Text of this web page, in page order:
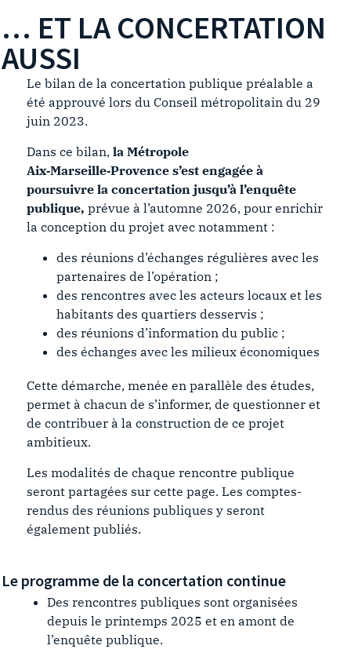
… ET LA CONCERTATION
AUSSI
Le bilan de la concertation publique préalable a
été approuvé lors du Conseil métropolitain du 29
juin 2023.
Dans ce bilan, la Métropole
Aix‑Marseille‑Provence s’est engagée à
poursuivre la concertation jusqu’à l’enquête
publique, prévue à l’automne 2026, pour enrichir
la conception du projet avec notamment :
des réunions d’échanges régulières avec les
partenaires de l’opération ;
des rencontres avec les acteurs locaux et les
habitants des quartiers desservis ;
des réunions d’information du public ;
des échanges avec les milieux économiques
Cette démarche, menée en parallèle des études,
permet à chacun de s’informer, de questionner et
de contribuer à la construction de ce projet
ambitieux.
Les modalités de chaque rencontre publique
seront partagées sur cette page. Les comptes-
rendus des réunions publiques y seront
également publiés.
Le programme de la concertation continue
Des rencontres publiques sont organisées
depuis le printemps 2025 et en amont de
l’enquête publique.